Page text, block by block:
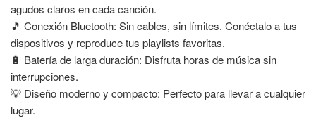
agudos claros en cada canción.
🎵 Conexión Bluetooth: Sin cables, sin límites. Conéctalo a tus
dispositivos y reproduce tus playlists favoritas.
🔋 Batería de larga duración: Disfruta horas de música sin
interrupciones.
💡 Diseño moderno y compacto: Perfecto para llevar a cualquier
lugar.